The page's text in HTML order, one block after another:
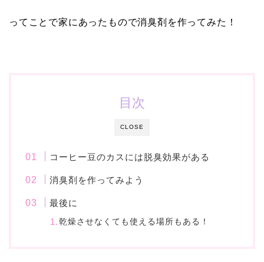
ってことで家にあったもので消臭剤を作ってみた！
CLOSE
目次
コーヒー豆のカスには脱臭効果がある
消臭剤を作ってみよう
最後に
乾燥させなくても使える場所もある！